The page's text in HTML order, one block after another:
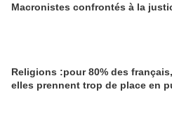
Macronistes confrontés à la
Religions :pour 80% des français,
elles prennent trop de place en